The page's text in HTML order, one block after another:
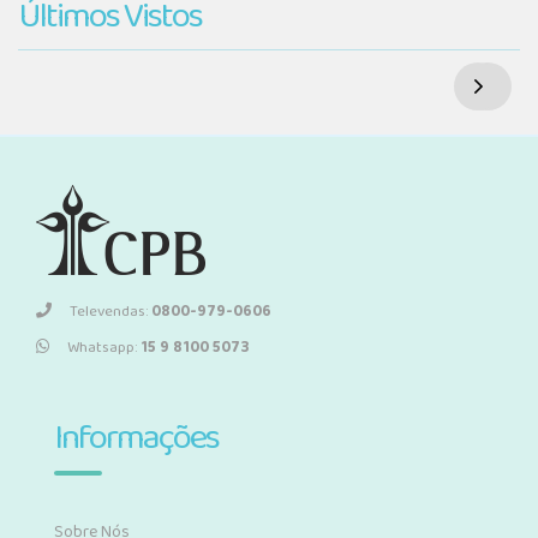
Últimos Vistos
Televendas:0800-979-0606
Whatsapp:15 9 8100 5073
Informações
Sobre Nós